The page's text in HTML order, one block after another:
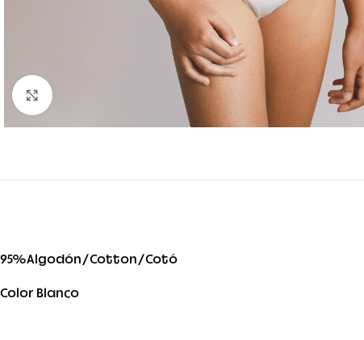
95%Algodón/Cotton/Cotó
Color Blanco